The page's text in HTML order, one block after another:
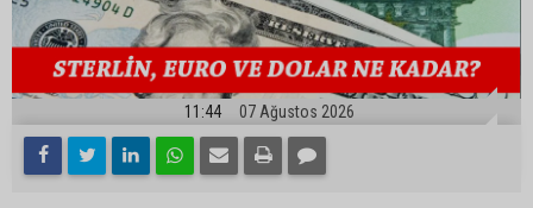
11:44 07 Ağustos 2026